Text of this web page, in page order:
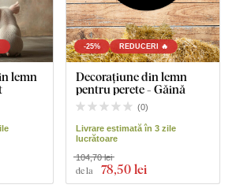
lemn
-25% REDUCERI 🔥
Decorațiune din lemn
pentru perete - Găină
(0)
Livrare estimată în 3 zile
lucrătoare
de la 78,50 lei
104,70 lei